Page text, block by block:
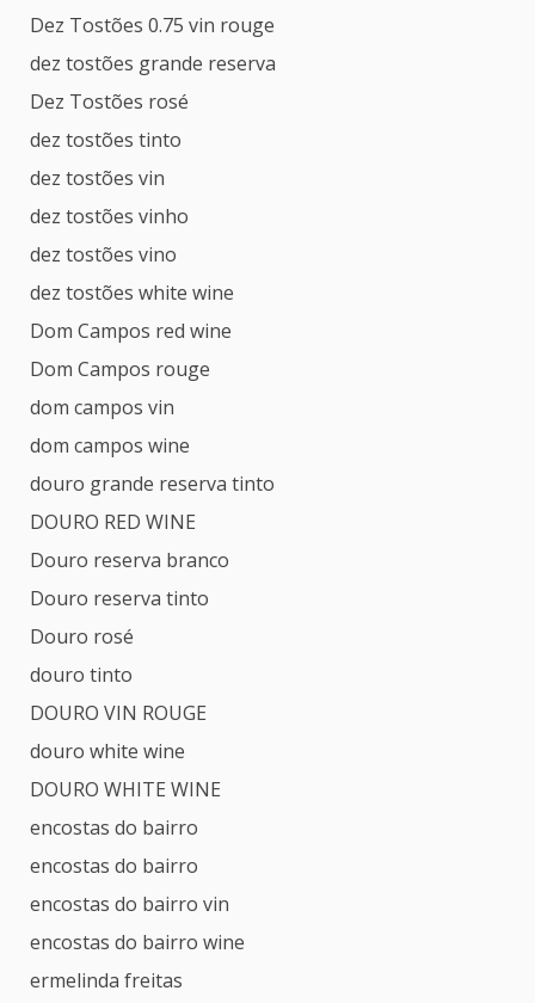
Dez Tostões 0.75 vin rouge
dez tostões grande reserva
Dez Tostões rosé
dez tostões tinto
dez tostões vin
dez tostões vinho
dez tostões vino
dez tostões white wine
Dom Campos red wine
Dom Campos rouge
dom campos vin
dom campos wine
douro grande reserva tinto
DOURO RED WINE
Douro reserva branco
Douro reserva tinto
Douro rosé
douro tinto
DOURO VIN ROUGE
douro white wine
DOURO WHITE WINE
encostas do bairro
encostas do bairro
encostas do bairro vin
encostas do bairro wine
ermelinda freitas